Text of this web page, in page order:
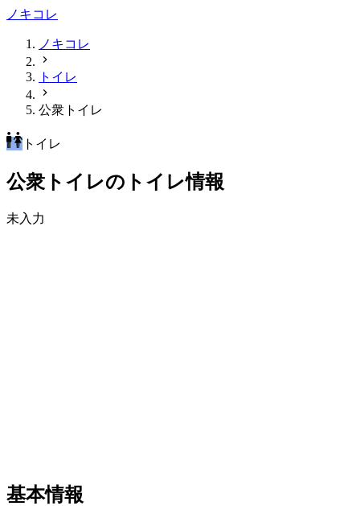
ノキコレ
ノキコレ
トイレ
公衆トイレ
トイレ
公衆トイレのトイレ情報
未入力
基本情報